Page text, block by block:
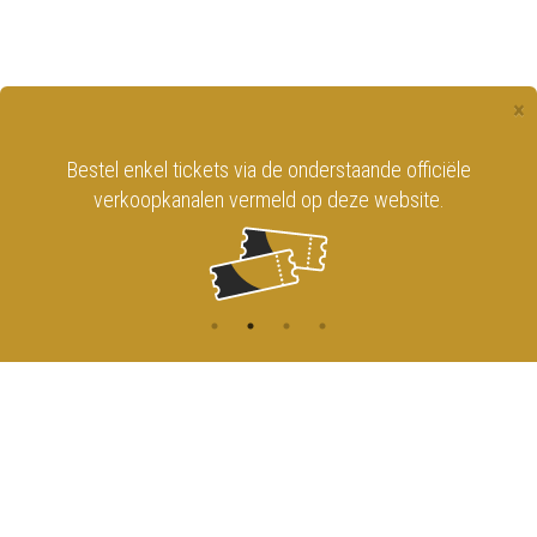
×
Bestel enkel tickets via de onderstaande officiële
verkoopkanalen vermeld op deze website.